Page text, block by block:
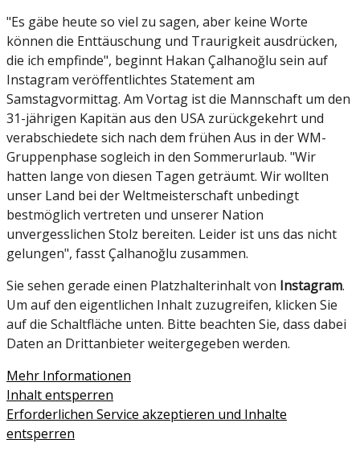
"Es gäbe heute so viel zu sagen, aber keine Worte
können die Enttäuschung und Traurigkeit ausdrücken,
die ich empfinde", beginnt Hakan Çalhanoğlu sein auf
Instagram veröffentlichtes Statement am
Samstagvormittag. Am Vortag ist die Mannschaft um den
31-jährigen Kapitän aus den USA zurückgekehrt und
verabschiedete sich nach dem frühen Aus in der WM-
Gruppenphase sogleich in den Sommerurlaub. "Wir
hatten lange von diesen Tagen geträumt. Wir wollten
unser Land bei der Weltmeisterschaft unbedingt
bestmöglich vertreten und unserer Nation
unvergesslichen Stolz bereiten. Leider ist uns das nicht
gelungen", fasst Çalhanoğlu zusammen.
Sie sehen gerade einen Platzhalterinhalt von Instagram.
Um auf den eigentlichen Inhalt zuzugreifen, klicken Sie
auf die Schaltfläche unten. Bitte beachten Sie, dass dabei
Daten an Drittanbieter weitergegeben werden.
Mehr Informationen
Inhalt entsperren
Erforderlichen Service akzeptieren und Inhalte
entsperren